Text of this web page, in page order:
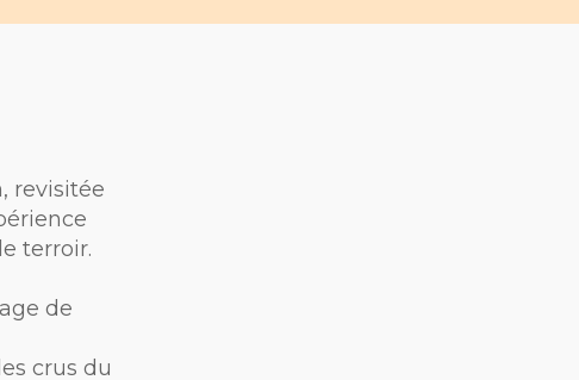
revisitée
terroir.
de
crus du